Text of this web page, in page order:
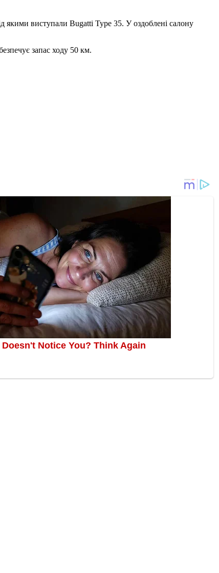
якими виступали Bugatti Type 35. У оздоблені салону
запас ходу 50 км.